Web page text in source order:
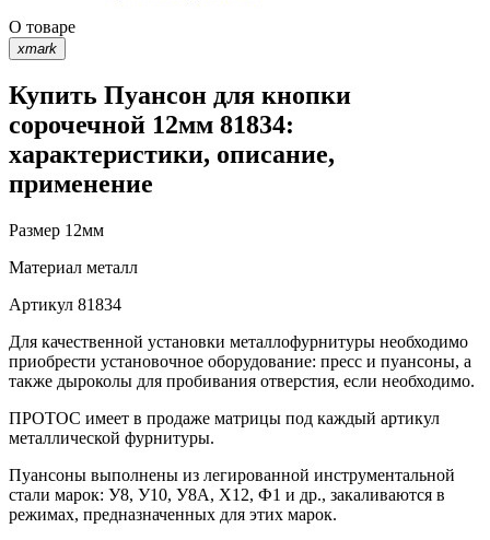
О товаре
xmark
Купить Пуансон для кнопки
сорочечной 12мм 81834:
характеристики, описание,
применение
Размер 12мм
Материал металл
Артикул 81834
Для качественной установки металлофурнитуры необходимо
приобрести установочное оборудование: пресс и пуансоны, а
также дыроколы для пробивания отверстия, если необходимо.
ПРОТОС имеет в продаже матрицы под каждый артикул
металлической фурнитуры.
Пуансоны выполнены из легированной инструментальной
стали марок: У8, У10, У8А, Х12, Ф1 и др., закаливаются в
режимах, предназначенных для этих марок.